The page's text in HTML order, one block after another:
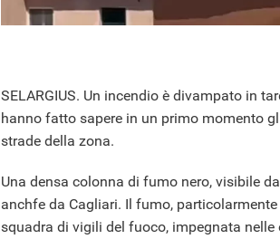
SELARGIUS. Un incendio è divampato in
hanno fatto sapere in un primo momento
strade della zona.
Una densa colonna di fumo nero, visibile
anchfe da Cagliari. Il fumo,
squadra di vigili del fuoco, impegnata nelle